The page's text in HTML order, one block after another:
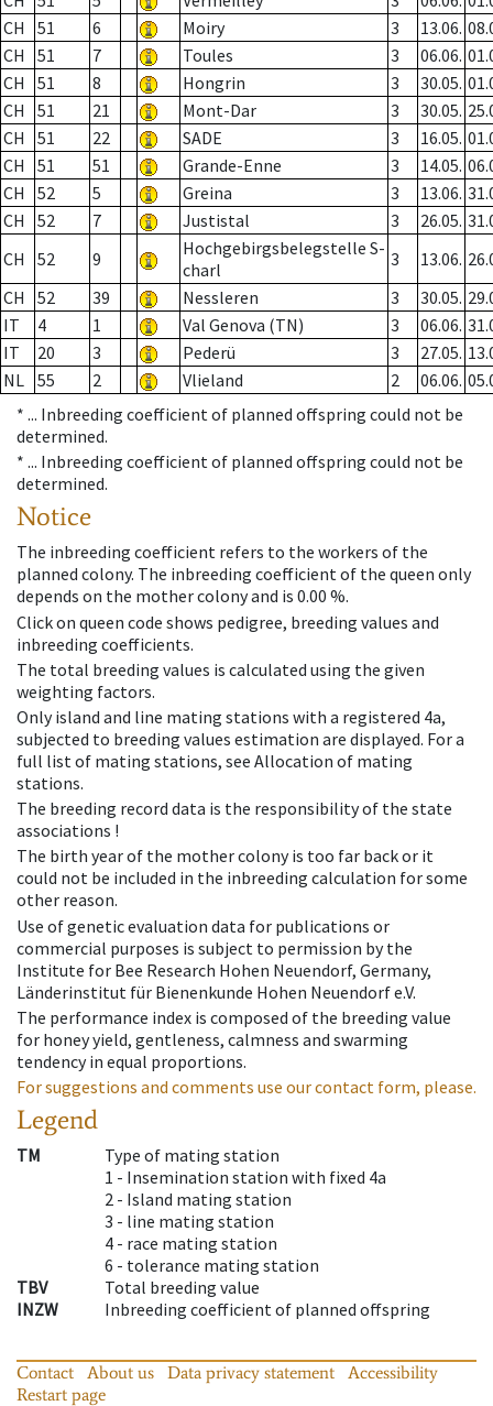
CH
51 6 Moiry 3 13.06.
CH
51 7 Toules 3 06.06.
CH
51 8 Hongrin 3 30.05.
CH
51 21 Mont-Dar 3 30.05.
CH
51 22 SADE 3 16.05.
CH
51 51 Grande-Enne 3 14.05.
CH
52 5 Greina 3 13.06.
CH
52 7 Justistal 3 26.05.
CH
52 9
Hochgebirgsbelegstelle S-
charl
3 13.06.
CH
52 39 Nessleren 3 30.05.
IT
4 1 Val Genova (TN) 3 06.06.
IT
20 3 Pederü 3 27.05.
NL 55 2 Vlieland 2 06.06.
* ... Inbreeding coefficient of planned offspring could not be
determined.
* ... Inbreeding coefficient of planned offspring could not be
determined.
Notice
The inbreeding coefficient refers to the workers of the
planned colony. The inbreeding coefficient of the queen only
depends on the mother colony and is 0.00 %.
Click on queen code shows pedigree, breeding values and
inbreeding coefficients.
The total breeding values is calculated using the given
weighting factors.
Only island and line mating stations with a registered 4a,
subjected to breeding values estimation are displayed. For a
full list of mating stations, see Allocation of mating
stations.
The breeding record data is the responsibility of the state
associations !
The birth year of the mother colony is too far back or it
could not be included in the inbreeding calculation for some
other reason.
Use of genetic evaluation data for publications or
commercial purposes is subject to permission by the
Institute for Bee Research Hohen Neuendorf, Germany,
Länderinstitut für Bienenkunde Hohen Neuendorf e.V.
The performance index is composed of the breeding value
for honey yield, gentleness, calmness and swarming
tendency in equal proportions.
For suggestions and comments use our contact form, please.
Legend
TM
Type of mating station
1 - Insemination station with fixed 4a
2 - Island mating station
3 - line mating station
4 - race mating station
6 - tolerance mating station
TBV
Total breeding value
INZW
Inbreeding coefficient of planned offspring
Contact About us Data privacy statement
Accessibility
Restart page